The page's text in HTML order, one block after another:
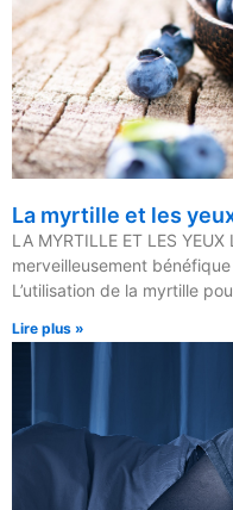
La myrtille et les
LA MYRTILLE ET LES
merveilleusement
L’utilisation de la myrtille
Lire plus »